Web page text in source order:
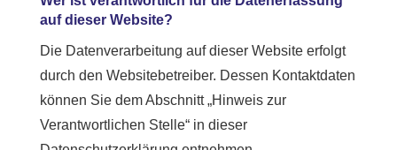
auf dieser Website?
Die Datenverarbeitung auf dieser Website erfolgt
durch den Websitebetreiber. Dessen Kontaktdaten
können Sie dem Abschnitt „Hinweis zur
Verantwortlichen Stelle“ in dieser